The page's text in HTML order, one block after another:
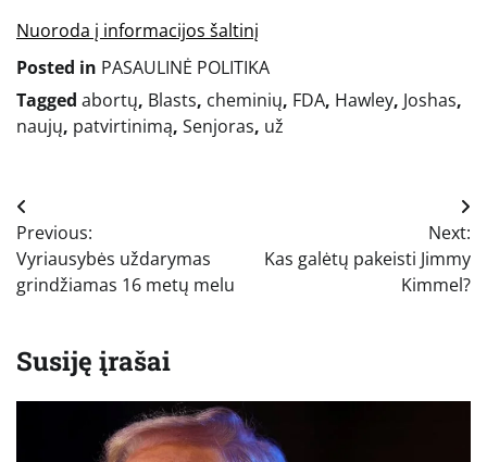
Nuoroda į informacijos šaltinį
Posted in PASAULINĖ POLITIKA
Tagged abortų, Blasts, cheminių, FDA, Hawley, Joshas,
naujų, patvirtinimą, Senjoras, už
Navigacija
tarp
įrašų
Previous:
Vyriausybės uždarymas
grindžiamas 16 metų melu
Next:
Kas galėtų pakeisti Jimmy
Kimmel?
Susiję įrašai